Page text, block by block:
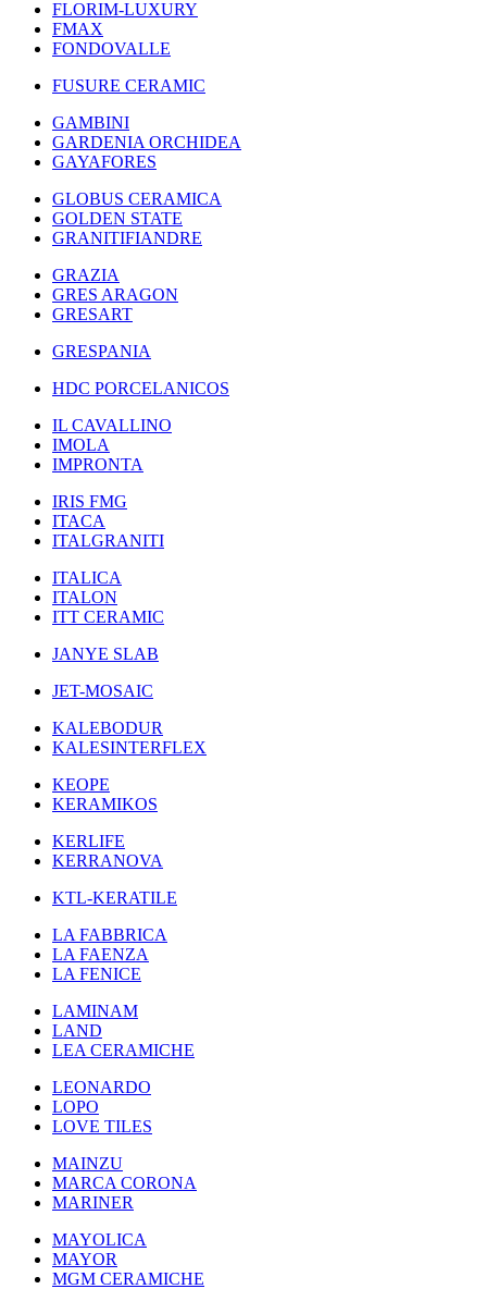
FLORIM-LUXURY
FMAX
FONDOVALLE
FUSURE CERAMIC
GAMBINI
GARDENIA ORCHIDEA
GAYAFORES
GLOBUS CERAMICA
GOLDEN STATE
GRANITIFIANDRE
GRAZIA
GRES ARAGON
GRESART
GRESPANIA
HDC PORCELANICOS
IL CAVALLINO
IMOLA
IMPRONTA
IRIS FMG
ITACA
ITALGRANITI
ITALICA
ITALON
ITT CERAMIC
JANYE SLAB
JET-MOSAIC
KALEBODUR
KALESINTERFLEX
KEOPE
KERAMIKOS
KERLIFE
KERRANOVA
KTL-KERATILE
LA FABBRICA
LA FAENZA
LA FENICE
LAMINAM
LAND
LEA CERAMICHE
LEONARDO
LOPO
LOVE TILES
MAINZU
MARCA CORONA
MARINER
MAYOLICA
MAYOR
MGM CERAMICHE